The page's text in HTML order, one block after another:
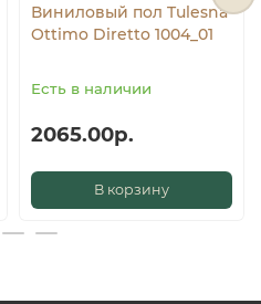
Виниловый пол Tulesna
Ottimo Diretto 1004_01
Есть в наличии
2065.00р.
В корзину